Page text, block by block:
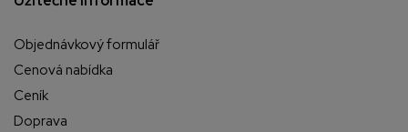
Objednávkový formulář
Cenová nabídka
Ceník
Doprava